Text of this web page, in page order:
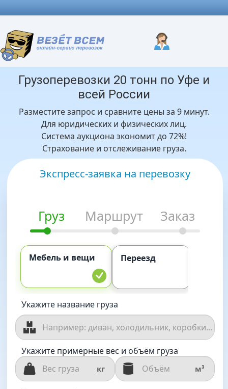
Грузоперевозки 20 тонн по Уфе и
всей России
Разместите запрос и сравните цены за 9 минут.
Для юридических и физических лиц.
Система аукциона экономит до 72%!
Страхование и отслеживание груза.
Экспресс-заявка на перевозку
Груз Маршрут Заказ
Мебель и вещи Переезд
Укажите название груза
Укажите примерные вес и объём груза
кг м³